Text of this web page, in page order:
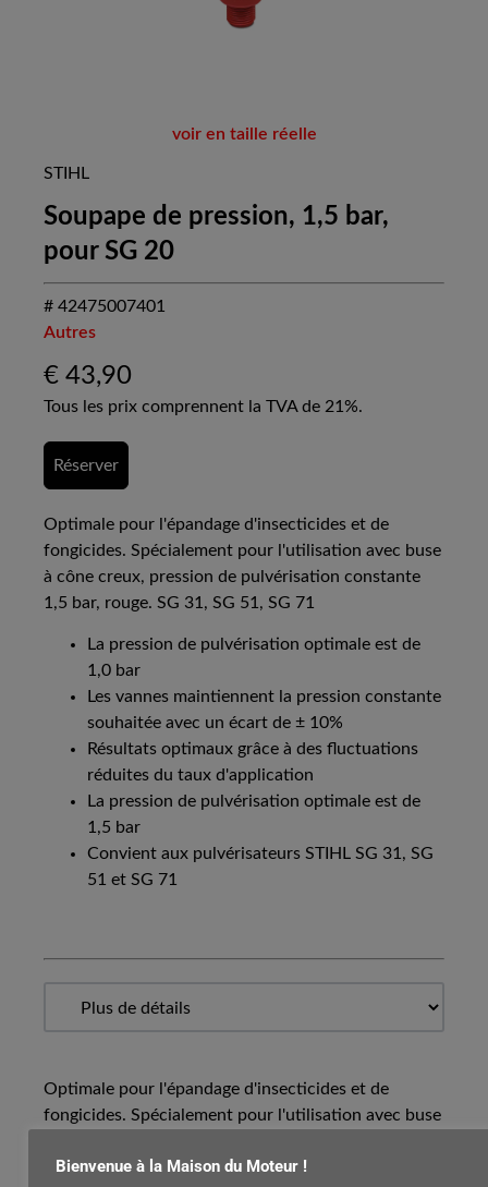
voir en taille réelle
STIHL
Soupape de pression, 1,5 bar,
pour SG 20
# 42475007401
Autres
€ 43,90
Tous les prix comprennent la TVA de 21%.
Réserver
Optimale pour l'épandage d'insecticides et de
fongicides. Spécialement pour l'utilisation avec buse
à cône creux, pression de pulvérisation constante
1,5 bar, rouge. SG 31, SG 51, SG 71
La pression de pulvérisation optimale est de
1,0 bar
Les vannes maintiennent la pression constante
souhaitée avec un écart de ± 10%
Résultats optimaux grâce à des fluctuations
réduites du taux d'application
La pression de pulvérisation optimale est de
1,5 bar
Convient aux pulvérisateurs STIHL SG 31, SG
51 et SG 71
Optimale pour l'épandage d'insecticides et de
fongicides. Spécialement pour l'utilisation avec buse
1,5 bar, rouge. SG 31, SG 51, SG 71
Bienvenue à la Maison du Moteur !